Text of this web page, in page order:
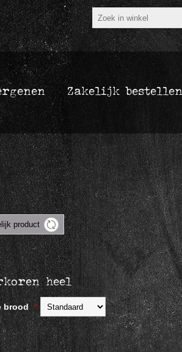
Zakelijk bestellen
heel
brood *